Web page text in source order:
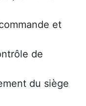
et
de
du siège